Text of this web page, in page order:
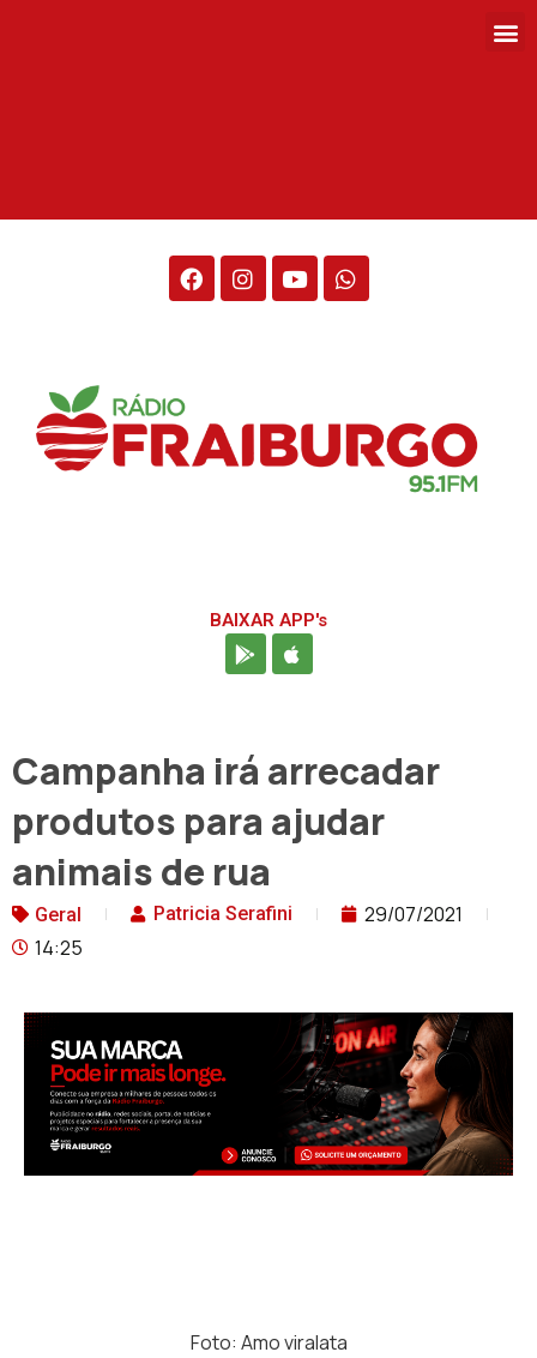
BAIXAR APP's
Campanha irá arrecadar
produtos para ajudar
animais de rua
Geral Patricia Serafini
29/07/2021
14:25
Foto: Amo viralata